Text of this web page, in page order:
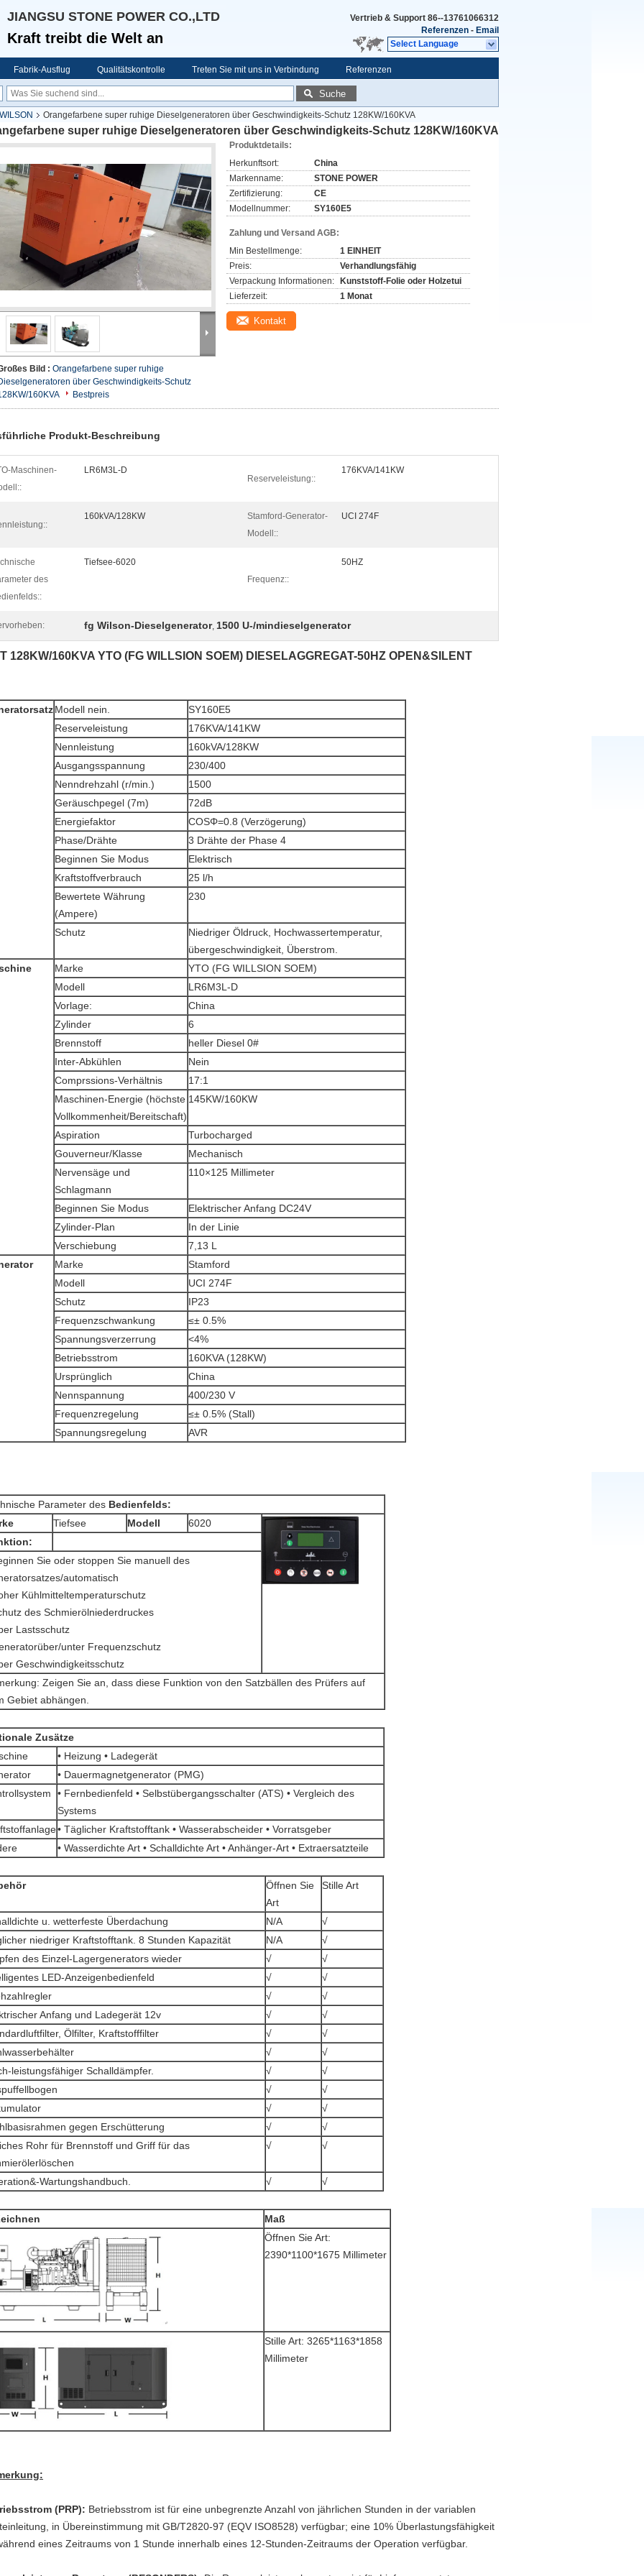
JIANGSU STONE POWER CO.,LTD
Kraft treibt die Welt an
Vertrieb & Support 86--13761066312
Referenzen - Email
Select Language
Fabrik-Ausflug Qualitätskontrolle Treten Sie mit uns in Verbindung Referenzen
Suche
Orangefarbene super ruhige Dieselgeneratoren über Geschwindigkeits-Schutz 128KW/160KVA
super ruhige Dieselgeneratoren über Geschwindigkeits-Schutz 128KW/160KVA
Bild : Orangefarbene super ruhige
über Geschwindigkeits-Schutz
160KVA
Bestpreis
Produktdetails:
Herkunftsort:
China
Markenname:
STONE POWER
Zertifizierung:
CE
Modellnummer:
SY160E5
Zahlung und Versand AGB:
Min Bestellmenge:
1 EINHEIT
Preis:
Verhandlungsfähig
Verpackung Informationen:
Kunststoff-Folie oder Holzetui
Lieferzeit:
1 Monat
Kontakt
Produkt-Beschreibung
Maschinen-
LR6M3L-D
Reserveleistung::
176KVA/141KW
160kVA/128KW
Stamford-Generator-
Modell::
UCI 274F
des
Tiefsee-6020
Frequenz::
50HZ
fg Wilson-Dieselgenerator, 1500 U-/mindieselgenerator
128KW/160KVA YTO (FG WILLSION SOEM) DIESELAGGREGAT-50HZ OPEN&SILENT
Modell nein.
SY160E5
Reserveleistung
176KVA/141KW
Nennleistung
160kVA/128KW
Ausgangsspannung
230/400
Nenndrehzahl (r/min.)
1500
Geräuschpegel (7m)
72dB
Energiefaktor
COSΦ=0.8 (Verzögerung)
Phase/Drähte
3 Drähte der Phase 4
Beginnen Sie Modus
Elektrisch
Kraftstoffverbrauch
25 l/h
Bewertete Währung
(Ampere)
230
Schutz
Niedriger Öldruck, Hochwassertemperatur,
übergeschwindigkeit, Überstrom.
Marke
YTO (FG WILLSION SOEM)
Modell
LR6M3L-D
Vorlage:
China
Zylinder
6
Brennstoff
heller Diesel 0#
Inter-Abkühlen
Nein
Comprssions-Verhältnis
17:1
Maschinen-Energie (höchste
Vollkommenheit/Bereitschaft)
145KW/160KW
Aspiration
Turbocharged
Gouverneur/Klasse
Mechanisch
Nervensäge und
Schlagmann
110×125 Millimeter
Beginnen Sie Modus
Elektrischer Anfang DC24V
Zylinder-Plan
In der Linie
Verschiebung
7,13 L
Marke
Stamford
Modell
UCI 274F
Schutz
IP23
Frequenzschwankung
≤± 0.5%
Spannungsverzerrung
<4%
Betriebsstrom
160KVA (128KW)
Ursprünglich
China
Nennspannung
400/230 V
Frequenzregelung
≤± 0.5% (Stall)
Spannungsregelung
AVR
Parameter des Bedienfelds:
Tiefsee Modell
6020
Sie oder stoppen Sie manuell des
automatisch
Kühlmitteltemperaturschutz
des Schmierölniederdruckes
Lastsschutz
unter Frequenzschutz
Geschwindigkeitsschutz
Zeigen Sie an, dass diese Funktion von den Satzbällen des Prüfers auf
Gebiet abhängen.
Zusätze
• Heizung • Ladegerät
• Dauermagnetgenerator (PMG)
• Fernbedienfeld • Selbstübergangsschalter (ATS) • Vergleich des
Systems
• Täglicher Kraftstofftank • Wasserabscheider • Vorratsgeber
• Wasserdichte Art • Schalldichte Art • Anhänger-Art • Extraersatzteile
Öffnen Sie
Art
Stille Art
u. wetterfeste Überdachung N/A
√
niedriger Kraftstofftank. 8 Stunden Kapazität
N/A
√
des Einzel-Lagergenerators wieder
√
√
LED-Anzeigenbedienfeld
√
√
√
√
Anfang und Ladegerät 12v
√
√
Ölfilter, Kraftstofffilter
√
√
√
√
leistungsfähiger Schalldämpfer.
√
√
√
√
√
√
gegen Erschütterung
√
√
Rohr für Brennstoff und Griff für das
√ √
Wartungshandbuch. √ √
Maß
Öffnen Sie Art:
2390*1100*1675 Millimeter
Stille Art: 3265*1163*1858
Millimeter
(PRP): Betriebsstrom ist für eine unbegrenzte Anzahl von jährlichen Stunden in der variablen
in Übereinstimmung mit GB/T2820-97 (EQV ISO8528) verfügbar; eine 10% Überlastungsfähigkeit
eines Zeitraums von 1 Stunde innerhalb eines 12-Stunden-Zeitraums der Operation verfügbar.